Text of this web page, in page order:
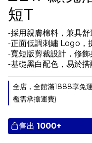
短T
-採用親膚棉料，兼具
-正面低調刺繡 Logo，
-寬短版剪裁設計，修
-基礎黑白配色，易於
全店，全館滿1888享免
檻需承擔運費)
售出 1000+